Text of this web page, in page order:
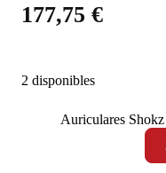
177,75 €
2 disponibles
Auriculares